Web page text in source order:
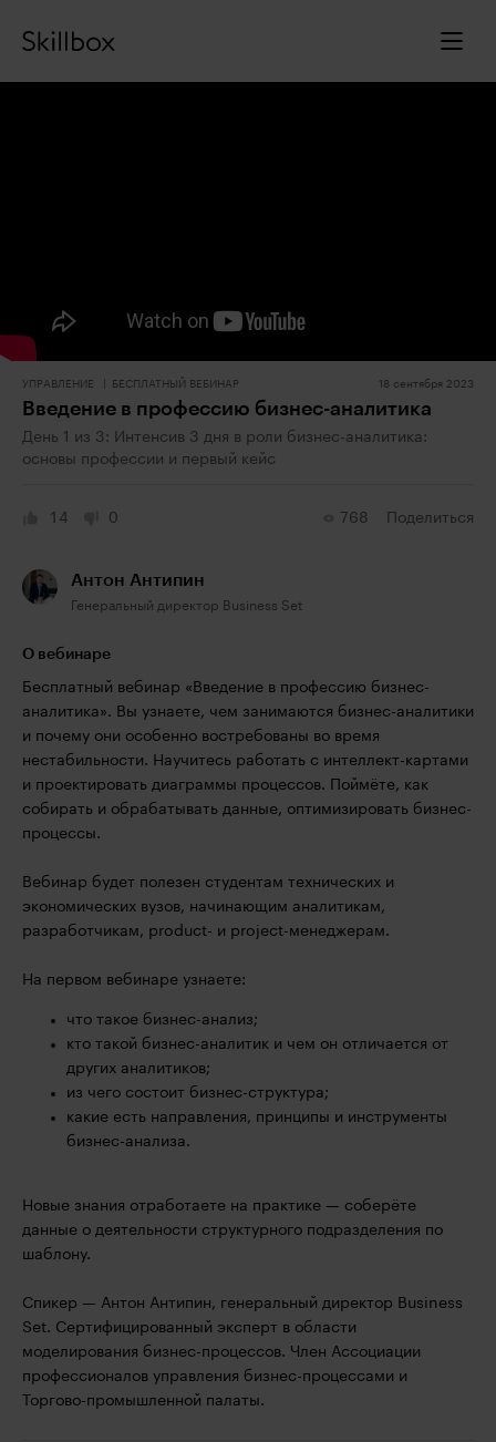
УПРАВЛЕНИЕ БЕСПЛАТНЫЙ ВЕБИНАР 18 сентября 2023
Введение в профессию бизнес-аналитика
День 1 из 3: Интенсив 3 дня в роли бизнес-аналитика:
основы профессии и первый кейс
14 0 768 Поделиться
Антон Антипин
Генеральный директор Business Set
О вебинаре
Бесплатный вебинар «Введение в профессию бизнес-
аналитика». Вы узнаете, чем занимаются бизнес-аналитики
и почему они особенно востребованы во время
нестабильности. Научитесь работать с интеллект-картами
и проектировать диаграммы процессов. Поймёте, как
собирать и обрабатывать данные, оптимизировать бизнес-
процессы.
Вебинар будет полезен студентам технических и
экономических вузов, начинающим аналитикам,
разработчикам, product- и project-менеджерам.
На первом вебинаре узнаете:
что такое бизнес-анализ;
кто такой бизнес-аналитик и чем он отличается от
других аналитиков;
из чего состоит бизнес-структура;
какие есть направления, принципы и инструменты
бизнес-анализа.
Новые знания отработаете на практике — соберёте
данные о деятельности структурного подразделения по
шаблону.
Спикер — Антон Антипин, генеральный директор Business
Set. Сертифицированный эксперт в области
моделирования бизнес-процессов. Член Ассоциации
профессионалов управления бизнес-процессами и
Торгово-промышленной палаты.